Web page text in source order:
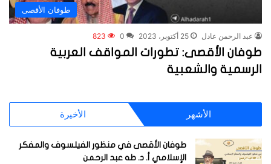
طوفان الأقصى
عبد الرحمن عادل 25 أكتوبر، 2023 0
823
طوفان الأقصى: تطورات المواقف العربية
الرسمية والشعبية
الأشهر الأخيرة
طوفان الأقصى في منظور الفيلسوف والمفكر
الإسلامي أ. د. طه عبد الرحمن